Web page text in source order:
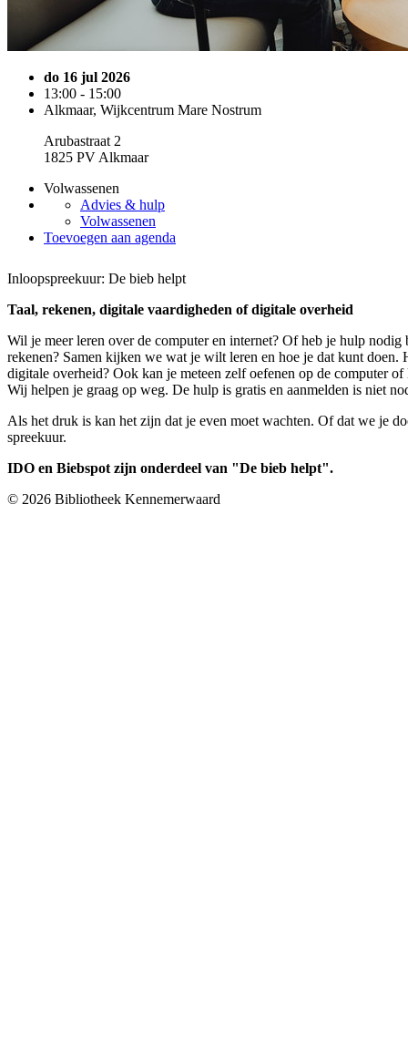
do 16 jul 2026
13:00 - 15:00
Alkmaar, Wijkcentrum Mare Nostrum
Arubastraat 2
1825 PV Alkmaar
Volwassenen
Advies & hulp
Volwassenen
Toevoegen aan agenda
Inloopspreekuur: De bieb helpt
Taal, rekenen, digitale vaardigheden of digitale overheid
Wil je meer leren over de computer en internet? Of heb je hulp
rekenen? Samen kijken we wat je wilt leren en hoe je dat kunt
digitale overheid? Ook kan je meteen zelf oefenen op de computer of
Wij helpen je graag op weg. De hulp is gratis en aanmelden is niet
Als het druk is kan het zijn dat je even moet wachten. Of dat we je
spreekuur.
IDO en Biebspot zijn onderdeel van "De bieb helpt".
© 2026 Bibliotheek Kennemerwaard